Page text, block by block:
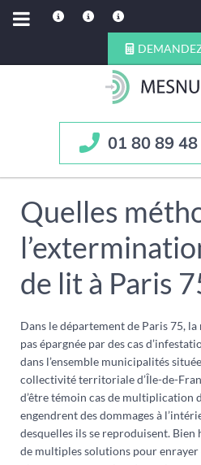
01 80 89 48
Quelles
de lit à Paris
Dans le département de Paris 75, la
pas épargnée par des cas
dans l’ensemble municipalités
collectivité territoriale d’Île-de-
d’être témoin cas de multiplication
engendrent des dommages à
desquelles ils se reproduisent.
de multiples solutions pour enrayer